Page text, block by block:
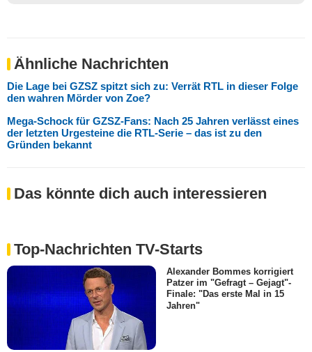
Ähnliche Nachrichten
Die Lage bei GZSZ spitzt sich zu: Verrät RTL in dieser Folge
den wahren Mörder von Zoe?
Mega-Schock für GZSZ-Fans: Nach 25 Jahren verlässt eines
der letzten Urgesteine die RTL-Serie – das ist zu den
Gründen bekannt
Das könnte dich auch interessieren
Top-Nachrichten TV-Starts
Alexander Bommes korrigiert
Patzer im "Gefragt – Gejagt"-
Finale: "Das erste Mal in 15
Jahren"